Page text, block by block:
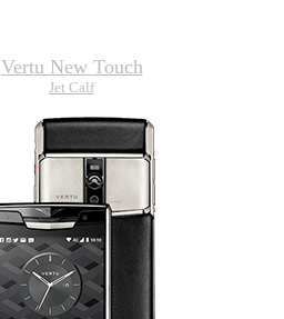
Vertu New Touch
Jet Calf